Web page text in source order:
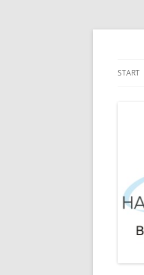
Zum
START